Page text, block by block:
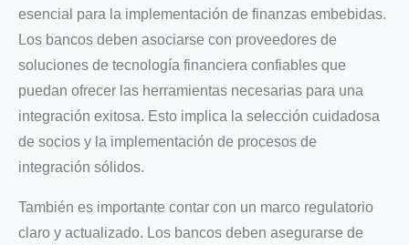
esencial para la implementación de finanzas embebidas.
Los bancos deben asociarse con proveedores de
soluciones de tecnología financiera confiables que
puedan ofrecer las herramientas necesarias para una
integración exitosa. Esto implica la selección cuidadosa
de socios y la implementación de procesos de
integración sólidos.
También es importante contar con un marco regulatorio
claro y actualizado. Los bancos deben asegurarse de